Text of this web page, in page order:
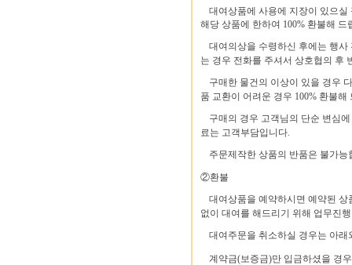
대여상품에 사용에 지장이 있으
해당 상품에 한하여 100% 환불해 드
대여의상을 수령하신 후에는 행
는 경우 전화를 주셔서 상호협의 후
구매한 물건의 이상이 있을 경우
품 교환이 어려운 경우 100% 환불해
구매의 경우 고객님의 단순 변심
료는 고객부담입니다.
주문제작한 상품의 반품은 불가능
②환불
대여상품을 예약하시면 예약된
없이 대여를 해드리기 위해 업무진
대여주문을 취소하실 경우는 아래
계약금(보증금)만 입금하셨을 경우